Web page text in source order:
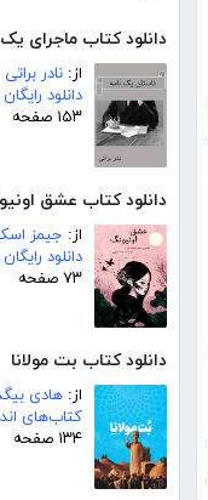
دانلود کتاب ماجرای یک
از: نادر براتی
دانلود
۱۵۳ صفحه
دانلود کتاب عشق
از: جیمز
دانلود
۷۳ صفحه
دانلود کتاب بت مولانا
از: هادی
کتاب‌های
۱۳۴ صفحه